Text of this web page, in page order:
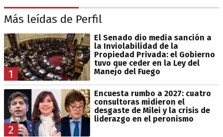
Más leídas de Perfil
1
El Senado dio media sanción a
la Inviolabilidad de la
Propiedad Privada: el Gobierno
tuvo que ceder en la Ley del
Manejo del Fuego
2
Encuesta rumbo a 2027: cuatro
consultoras midieron el
desgaste de Milei y la crisis de
liderazgo en el peronismo